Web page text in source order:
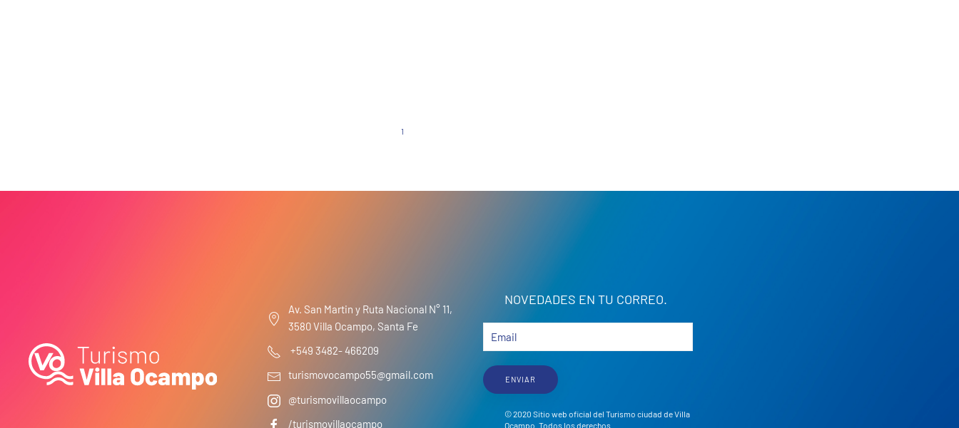
1
Av. San Martin y Ruta Nacional N° 11,
3580 Villa Ocampo, Santa Fe
+549 3482- 466209
turismovocampo55@gmail.com
@turismovillaocampo
/turismovillaocampo
NOVEDADES EN TU CORREO.
ENVIAR
© 2020 Sitio web oficial del Turismo ciudad de Villa
Ocampo. Todos los derechos